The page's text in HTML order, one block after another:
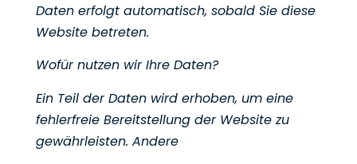
Daten erfolgt automatisch, sobald Sie diese
Website betreten.
Wofür nutzen wir Ihre Daten?
Ein Teil der Daten wird erhoben, um eine
fehlerfreie Bereitstellung der Website zu
gewährleisten. Andere